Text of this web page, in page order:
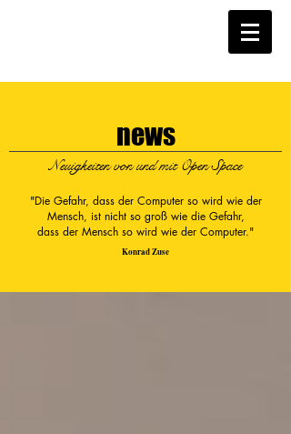
news
Neuigkeiten von und mit Open Space
"Die Gefahr, dass der Computer so wird wie der
Mensch, ist nicht so groß wie die Gefahr,
dass der Mensch so wird wie der Computer."
Konrad Zuse